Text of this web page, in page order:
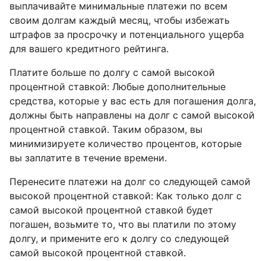
выплачивайте минимальные платежи по всем
своим долгам каждый месяц, чтобы избежать
штрафов за просрочку и потенциального ущерба
для вашего кредитного рейтинга.
Платите больше по долгу с самой высокой
процентной ставкой: Любые дополнительные
средства, которые у вас есть для погашения долга,
должны быть направлены на долг с самой высокой
процентной ставкой. Таким образом, вы
минимизируете количество процентов, которые
вы заплатите в течение времени.
Перенесите платежи на долг со следующей самой
высокой процентной ставкой: Как только долг с
самой высокой процентной ставкой будет
погашен, возьмите то, что вы платили по этому
долгу, и примените его к долгу со следующей
самой высокой процентной ставкой.